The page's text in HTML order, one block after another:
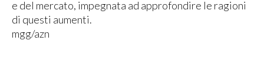
e del mercato, impegnata ad approfondire le ragioni
di questi aumenti.
mgg/azn